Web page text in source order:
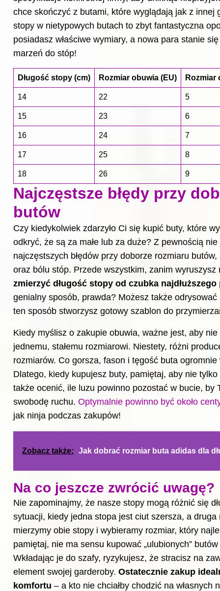
chce skończyć z butami, które wyglądają jak z innej
stopy w nietypowych butach to zbyt fantastyczna
posiadasz właściwe wymiary, a nowa para stanie
marzeń do stóp!
Długość stopy (cm) Rozmiar obuwia (EU) Rozmiar
14 22 5
15 23 6
16 24 7
17 25 8
18 26 9
Najczęstsze błędy przy
butów
Czy kiedykolwiek zdarzyło Ci się kupić buty, które
odkryć, że są za małe lub za duże? Z pewnością
najczęstszych błędów przy doborze rozmiaru
oraz bólu stóp. Przede wszystkim, zanim
zmierzyć długość stopy od czubka
genialny sposób, prawda? Możesz także
ten sposób stworzysz gotowy szablon do
Kiedy myślisz o zakupie obuwia, ważne jest, aby
jednemu, stałemu rozmiarowi. Niestety, różni
rozmiarów. Co gorsza, fason i tęgość buta ogromnie
Dlatego, kiedy kupujesz buty, pamiętaj, aby nie
także ocenić, ile luzu powinno pozostać w bucie, by
swobodę ruchu. Optymalnie powinno być około
jak ninja podczas zakupów!
Zobacz także: Jak dobrać rozmiar buta adidas dla
Na co jeszcze zwrócić uwagę?
Nie zapominajmy, że nasze stopy mogą różnić się
sytuacji, kiedy jedna stopa jest ciut szersza, a
mierzymy obie stopy i wybieramy rozmiar, który
pamiętaj, nie ma sensu kupować „ulubionych” butów
Wkładając je do szafy, ryzykujesz, że stracisz na
element swojej garderoby. Ostatecznie zakup
komfortu – a kto nie chciałby chodzić na własnych